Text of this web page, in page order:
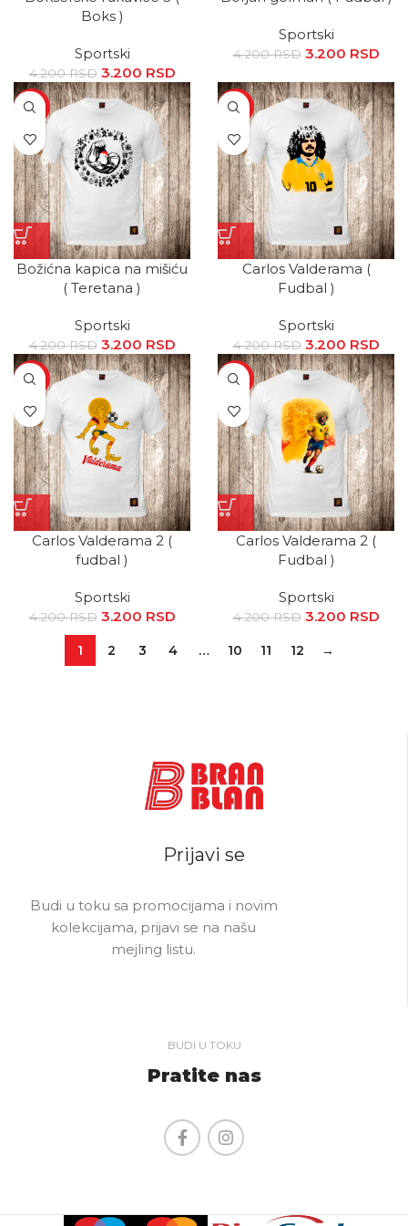
Boks )
Sportski
4.200RSD
Originalna
cena je bila:
4.200 RSD.
3.200 RSD
cena je:
3.200 RSD.
Sportski
4.200RSD
Originalna
4.200 RSD.
3.200 RSD
SALE
Božićna kapica na mišiću
( Teretana )
Sportski
4.200RSD
Originalna
cena je bila:
4.200 RSD.
3.200 RSD
Trenutna
cena je:
3.200 RSD.
SALE
Carlos Valderama (
Fudbal )
Sportski
4.200RSD
Originalna
cena je bila:
4.200 RSD.
3.200 RSD
SALE
Carlos Valderama 2 (
fudbal )
Sportski
4.200RSD
Originalna
4.200 RSD.
3.200 RSD
Trenutna
3.200 RSD.
SALE
Carlos Valderama 2 (
Fudbal )
Sportski
4.200RSD
Originalna
4.200 RSD.
3.200 RSD
1 2 3 4 … 10 11 12 →
Prijavi se
Budi u toku sa promocijama i novim
kolekcijama, prijavi se na našu
mejling listu.
BUDI U TOKU
Pratite nas